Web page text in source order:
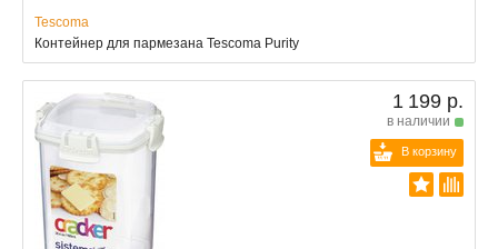
Tescoma
Контейнер для пармезана Tescoma Purity
1 199 р.
в наличии
В корзину